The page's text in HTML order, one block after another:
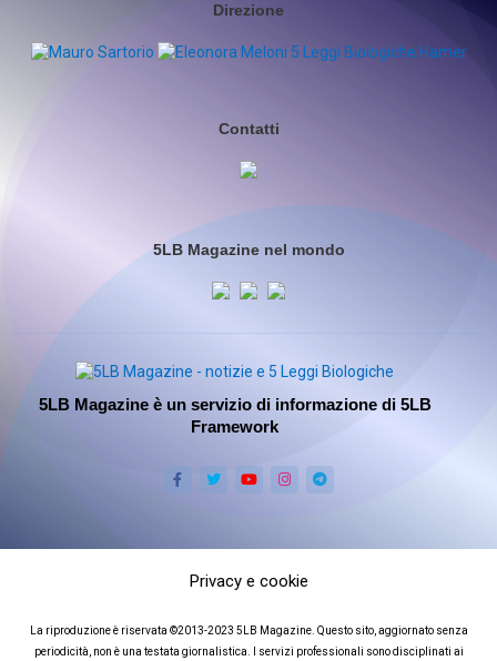
Direzione
Contatti
5LB Magazine nel mondo
5LB Magazine è un servizio di informazione di 5LB
Framework
La riproduzione è riservata ©2013-2023 5LB Magazine. Questo sito, aggiornato senza
periodicità, non è una testata giornalistica. I servizi professionali sono disciplinati ai
Privacy e cookie